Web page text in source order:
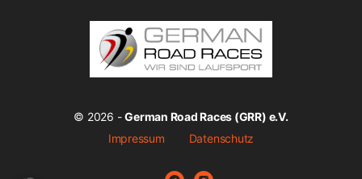
© 2026 -German Road Races (GRR) e.V.
Impressum
Datenschutz